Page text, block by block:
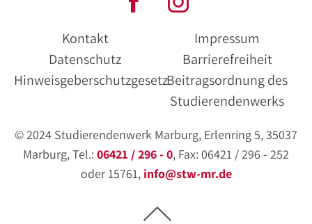
Kontakt
Impressum
Datenschutz
Barrierefreiheit
HinweisgeberschutzgesetzBeitragsordnung des
Studierendenwerks
© 2024 Studierendenwerk Marburg, Erlenring 5, 35037
Marburg, Tel.: 06421 / 296 - 0, Fax: 06421 / 296 - 252
oder 15761, info@stw-mr.de